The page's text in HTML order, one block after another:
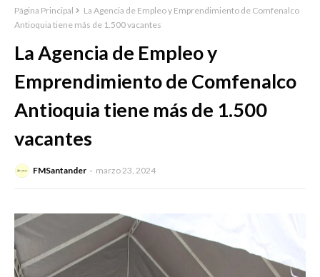
Página Principal
La Agencia de Empleo y Emprendimiento de Comfenalco
Antioquia tiene más de 1.500 vacantes
La Agencia de Empleo y
Emprendimiento de Comfenalco
Antioquia tiene más de 1.500
vacantes
FMSantander marzo 23, 2024